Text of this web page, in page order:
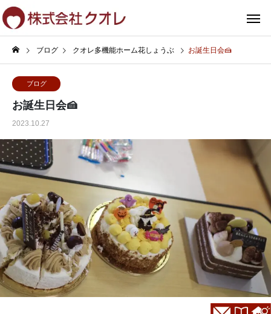
ブログ クオレ多機能ホーム花しょうぶ お誕生日会🍰
ブログ
お誕生日会🍰
2023.10.27